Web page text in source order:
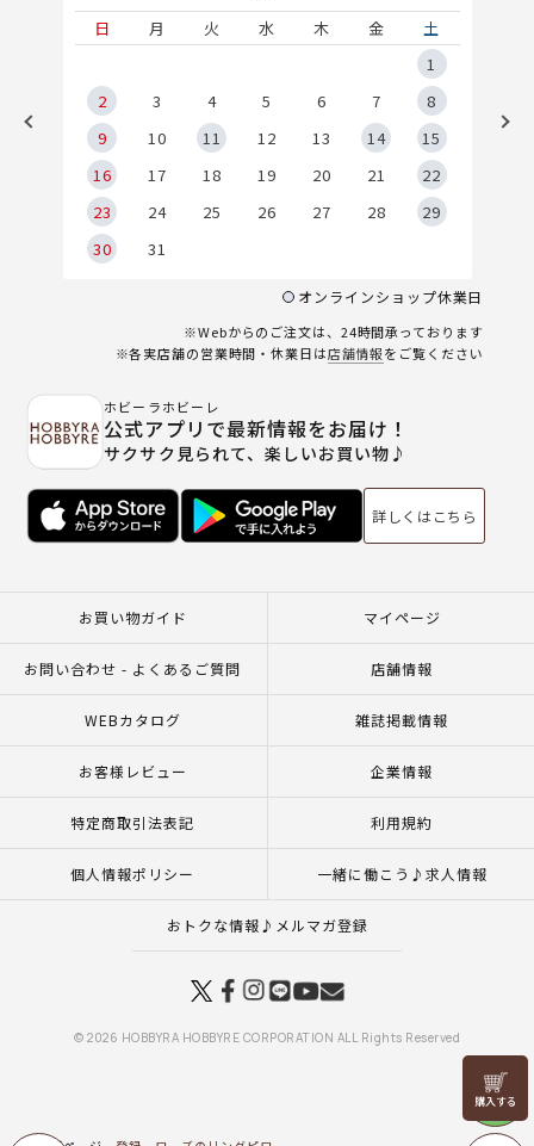
リリヤン
フェア
日
月 火 水 木 金
土
1
2
3 4 5 6 7
8
9
10 11 12 13 14
15
16
17 18 19 20 21
22
23
24 25 26 27 28
29
30
31
オンラインショップ休業日
※Webからのご注文は、24時間承っております
※各実店舗の営業時間・休業日は店舗情報をご覧ください
ホビーラホビーレ
公式アプリで最新情報をお届け！
サクサク見られて、楽しいお買い物♪
詳しくはこちら
お買い物ガイド マイページ
お問い合わせ - よくあるご質問 店舗情報
WEBカタログ 雑誌掲載情報
お客様レビュー 企業情報
特定商取引法表記 利用規約
個人情報ポリシー 一緒に働こう♪求人情報
おトクな情報♪メルマガ登録
© 2026 HOBBYRA HOBBYRE CORPORATION ALL Rights Reserved